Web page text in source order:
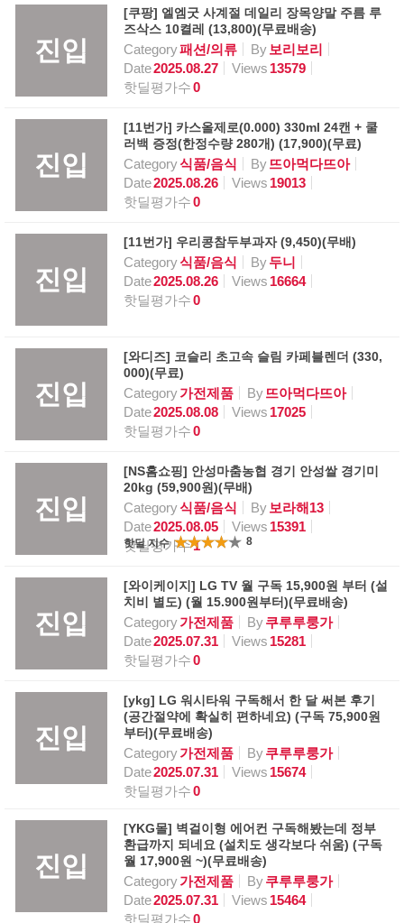
진입
[쿠팡] 엘엠굿 사계절 데일리 장목양말 주름 루
즈삭스 10켤레 (13,800)(무료배송)
Category패션/의류 By 보리보리
Date2025.08.27 Views 13579
핫딜평가수0
진입
[11번가] 카스올제로(0.000) 330ml 24캔 + 쿨
러백 증정(한정수량 280개) (17,900)(무료)
Category식품/음식 By뜨아먹다뜨아
Date2025.08.26 Views 19013
핫딜평가수0
진입
[11번가] 우리콩참두부과자 (9,450)(무배)
Category식품/음식 By두니
Date2025.08.26 Views 16664
핫딜평가수0
진입
[와디즈] 코슬리 초고속 슬림 카페블렌더 (330,
000)(무료)
Category가전제품 By뜨아먹다뜨아
Date2025.08.08 Views 17025
핫딜평가수0
진입
[NS홈쇼핑] 안성마춤농협 경기 안성쌀 경기미
20kg (59,900원)(무배)
Category식품/음식 By 보라해13
Date2025.08.05 Views 15391
핫딜평가수1
핫딜 지수 8
진입
[와이케이지] LG TV 월 구독 15,900원 부터 (설
치비 별도) (월 15.900원부터)(무료배송)
Category가전제품 By쿠루루룽가
Date2025.07.31 Views 15281
핫딜평가수0
진입
[ykg] LG 워시타워 구독해서 한 달 써본 후기
(공간절약에 확실히 편하네요) (구독 75,900원
부터)(무료배송)
Category가전제품 By쿠루루룽가
Date2025.07.31 Views 15674
핫딜평가수0
진입
[YKG몰] 벽걸이형 에어컨 구독해봤는데 정부
환급까지 되네요 (설치도 생각보다 쉬움) (구독
월 17,900원 ~)(무료배송)
Category가전제품 By쿠루루룽가
Date2025.07.31 Views 15464
핫딜평가수0